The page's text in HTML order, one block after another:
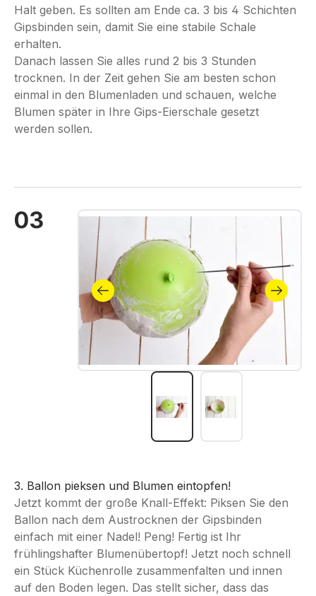
Halt geben. Es sollten am Ende ca. 3 bis 4 Schichten
Gipsbinden sein, damit Sie eine stabile Schale
erhalten.
Danach lassen Sie alles rund 2 bis 3 Stunden
trocknen. In der Zeit gehen Sie am besten schon
einmal in den Blumenladen und schauen, welche
Blumen später in Ihre Gips-Eierschale gesetzt
werden sollen.
03 Bildergalerie überspringen
3. Ballon pieksen und Blumen eintopfen!
Jetzt kommt der große Knall-Effekt: Piksen Sie den
Ballon nach dem Austrocknen der Gipsbinden
einfach mit einer Nadel! Peng! Fertig ist Ihr
frühlingshafter Blumenübertopf! Jetzt noch schnell
ein Stück Küchenrolle zusammenfalten und innen
auf den Boden legen. Das stellt sicher, dass das